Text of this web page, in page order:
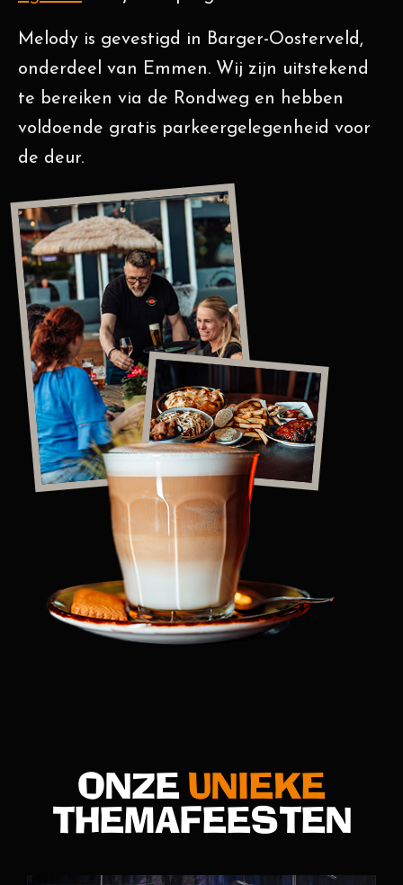
Melody is gevestigd in Barger-Oosterveld,
onderdeel van Emmen. Wij zijn uitstekend
te bereiken via de Rondweg en hebben
voldoende gratis parkeergelegenheid voor
de deur.
ONZE UNIEKE
THEMAFEESTEN